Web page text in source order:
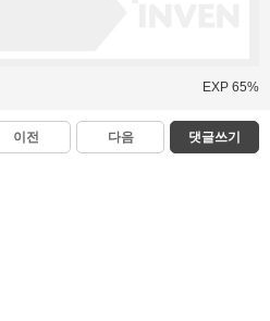
EXP 65%
이전 다음 댓글쓰기